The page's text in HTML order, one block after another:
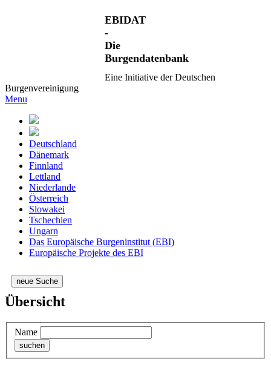
EBIDAT
-
Die
Burgendatenbank
Eine Initiative der Deutschen
Burgenvereinigung
Menu
Deutschland
Dänemark
Finnland
Lettland
Niederlande
Österreich
Slowakei
Tschechien
Ungarn
Das Europäische Burgeninstitut (EBI)
Europäische Projekte des EBI
neue Suche
Übersicht
Name